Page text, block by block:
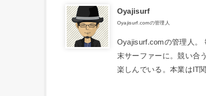
Oyajisurf
Oyajisurf.comの管理人
Oyajisurf.comの管理人。
末サーファーに。競い合
楽しんでいる。本業はIT